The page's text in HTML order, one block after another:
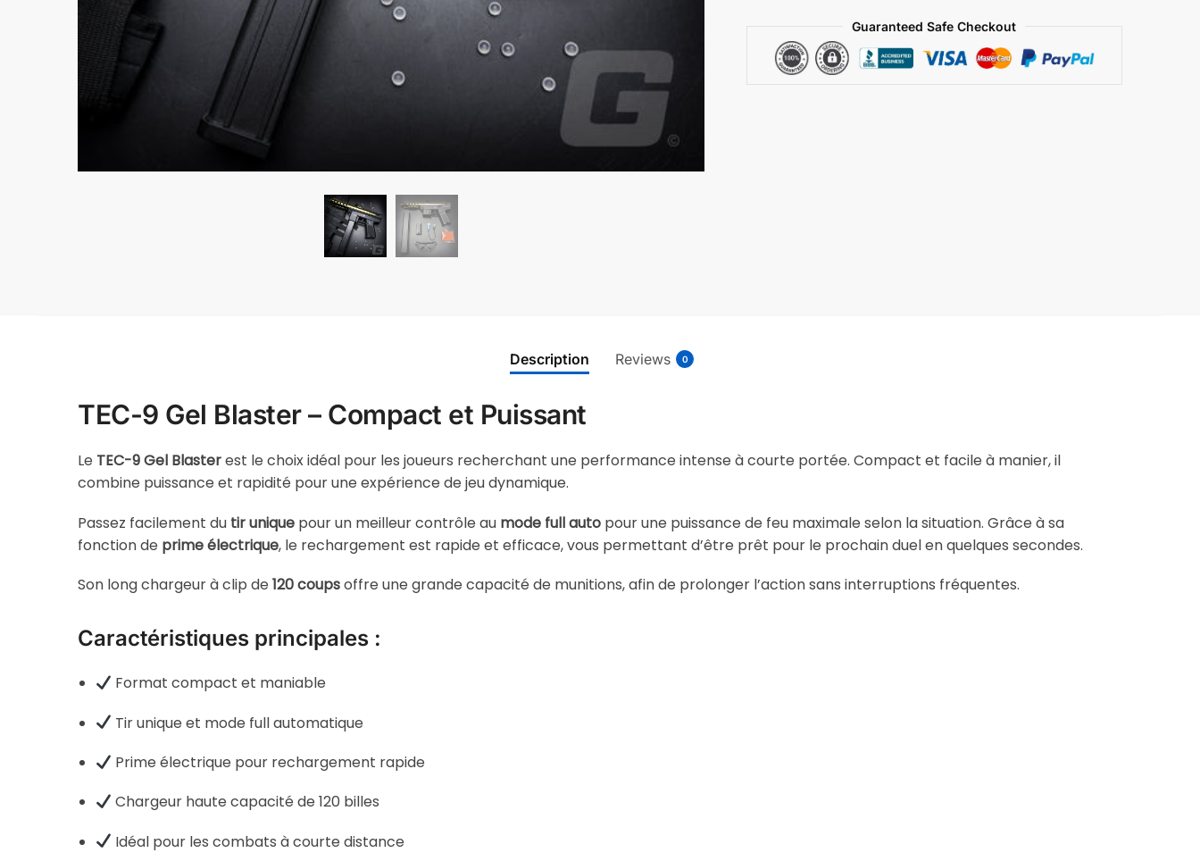
Guaranteed Safe Checkout
Description Reviews 0
TEC-9 Gel Blaster – Compact et Puissant
Le TEC-9 Gel Blasterest le choix idéal pour les joueurs recherchant une performance intense à courte portée. Compact et facile à manier, il
combine puissance et rapidité pour une expérience de jeu dynamique.
Passez facilement du tir unique pour un meilleur contrôle au mode full auto pour une puissance de feu maximale selon la situation. Grâce à sa
fonction de prime électrique, le rechargement est rapide et efficace, vous permettant d’être prêt pour le prochain duel en quelques secondes.
Son long chargeur à clip de120 coupsoffre une grande capacité de munitions, afin de prolonger l’action sans interruptions fréquentes.
Caractéristiques principales :
Format compact et maniable
Tir unique et mode full automatique
Prime électrique pour rechargement rapide
Chargeur haute capacité de 120 billes
Idéal pour les combats à courte distance